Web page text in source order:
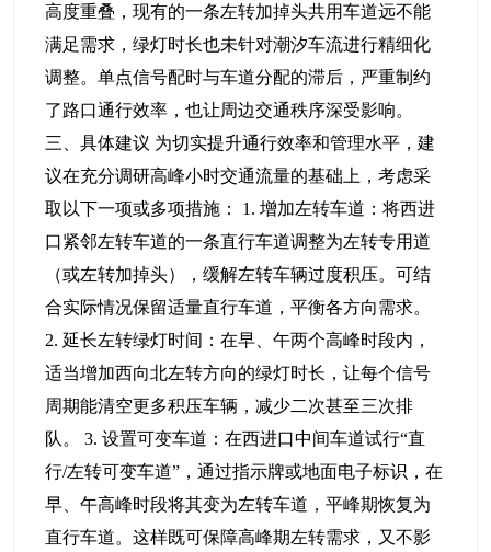
高度重叠，现有的一条左转加掉头共用车道远不能
满足需求，绿灯时长也未针对潮汐车流进行精细化
调整。单点信号配时与车道分配的滞后，严重制约
了路口通行效率，也让周边交通秩序深受影响。
三、具体建议 为切实提升通行效率和管理水平，建
议在充分调研高峰小时交通流量的基础上，考虑采
取以下一项或多项措施： 1. 增加左转车道：将西进
口紧邻左转车道的一条直行车道调整为左转专用道
（或左转加掉头），缓解左转车辆过度积压。可结
合实际情况保留适量直行车道，平衡各方向需求。
2. 延长左转绿灯时间：在早、午两个高峰时段内，
适当增加西向北左转方向的绿灯时长，让每个信号
周期能清空更多积压车辆，减少二次甚至三次排
队。 3. 设置可变车道：在西进口中间车道试行“直
行/左转可变车道”，通过指示牌或地面电子标识，在
早、午高峰时段将其变为左转车道，平峰期恢复为
直行车道。这样既可保障高峰期左转需求，又不影